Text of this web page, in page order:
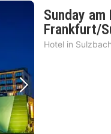
Nächstes Bild
Sunday am
Frankfurt/
Hotel in